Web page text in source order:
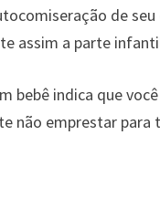
de
assim a parte
bebê indica que
não emprestar para